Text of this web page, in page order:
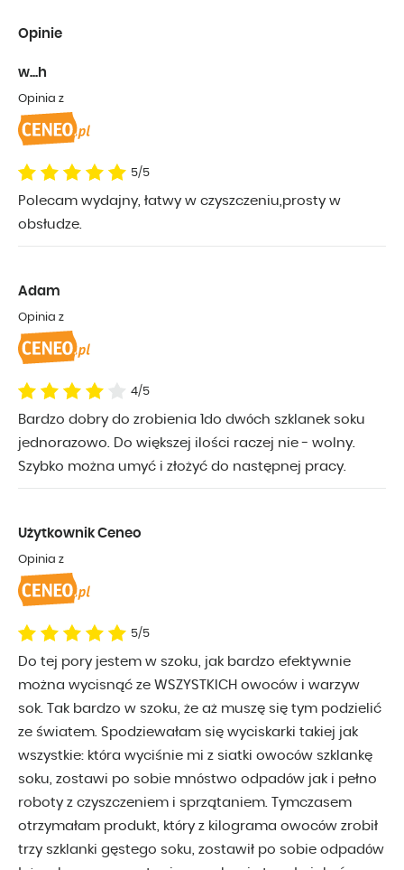
Opinie
5/5
Polecam wydajny, łatwy w czyszczeniu,prosty w
obsłudze.
w...h
Opinia z
4/5
Bardzo dobry do zrobienia 1do dwóch szklanek soku
jednorazowo. Do większej ilości raczej nie - wolny.
Szybko można umyć i złożyć do następnej pracy.
Adam
Opinia z
5/5
Do tej pory jestem w szoku, jak bardzo efektywnie
można wycisnąć ze WSZYSTKICH owoców i warzyw
sok. Tak bardzo w szoku, że aż muszę się tym podzielić
ze światem. Spodziewałam się wyciskarki takiej jak
wszystkie: która wyciśnie mi z siatki owoców szklankę
soku, zostawi po sobie mnóstwo odpadów jak i pełno
roboty z czyszczeniem i sprzątaniem. Tymczasem
otrzymałam produkt, który z kilograma owoców zrobił
trzy szklanki gęstego soku, zostawił po sobie odpadów
Użytkownik Ceneo
Opinia z